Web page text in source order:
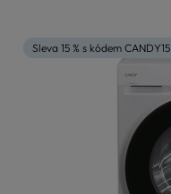
Sleva 15 % s kódem CANDY15